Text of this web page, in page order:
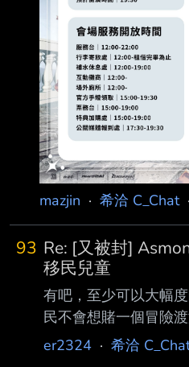
mazjin · 希洽 C_Chat·
93 Re: [又被封]
移民兒童
有吧，至少可以大幅
民不會想賭一個冒險
被射殺的地方。 倒不
er2324 · 希洽